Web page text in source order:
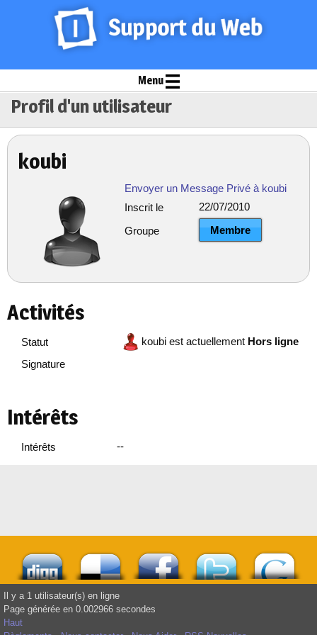
Menu
Profil d'un utilisateur
koubi
Envoyer un Message Privé à koubi
Inscrit le
22/07/2010
Groupe Membre
Activités
Statut koubi est actuellement Hors ligne
Signature
Intérêts
Intérêts --
Il y a 1 utilisateur(s) en ligne
Page générée en 0.002966 secondes
Haut